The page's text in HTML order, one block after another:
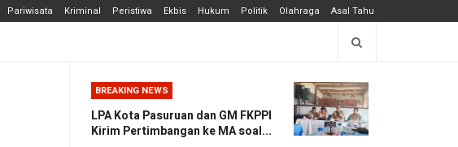
Pariwisata Kriminal Peristiwa Ekbis Hukum Politik Olahraga Asal Tahu
BREAKING NEWS
LPA Kota Pasuruan dan GM FKPPI
Kirim Pertimbangan ke MA soal...